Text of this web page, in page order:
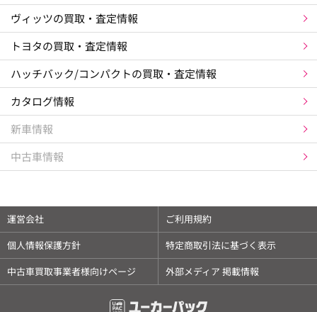
ヴィッツの買取・査定情報
トヨタの買取・査定情報
ハッチバック/コンパクトの買取・査定情報
カタログ情報
新車情報
中古車情報
運営会社
ご利用規約
個人情報保護方針
特定商取引法に基づく表示
中古車買取事業者様向けページ
外部メディア 掲載情報